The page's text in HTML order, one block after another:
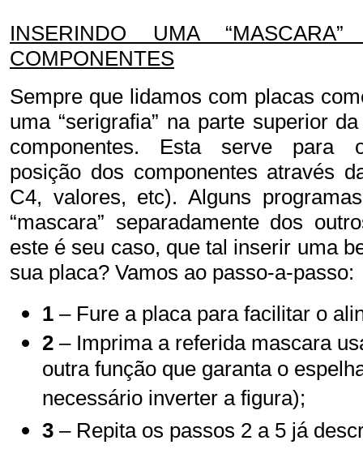
INSERINDO UMA
COMPONENTES
Sempre que lidamos com placas
uma “serigrafia” na parte superior
componentes. Esta serve para
posição dos componentes através
C4, valores, etc). Alguns
“mascara” separadamente dos
este é seu caso, que tal inserir uma
sua placa? Vamos ao passo-a-passo:
1 – Fure a placa para facilitar o
2 – Imprima a referida mascara
outra função que garanta o
necessário inverter a figura);
3 – Repita os passos 2 a 5 já